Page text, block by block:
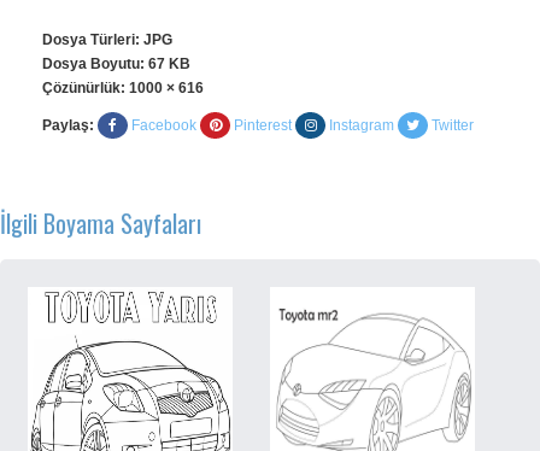
Dosya Türleri: JPG
Dosya Boyutu: 67 KB
Çözünürlük: 1000 × 616
Paylaş: Facebook Pinterest Instagram Twitter
İlgili Boyama Sayfaları